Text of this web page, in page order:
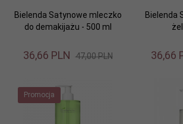
Bielenda Satynowe mleczko
do demakijażu - 500 ml
36,66 PLN 47,00 PLN
Bielenda
36,66
Promocja